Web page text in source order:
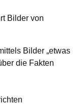
Bilder von
Bilder „etwas
die Fakten